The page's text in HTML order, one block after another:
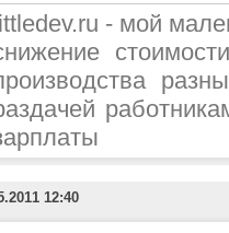
littledev.ru - мой
12:40